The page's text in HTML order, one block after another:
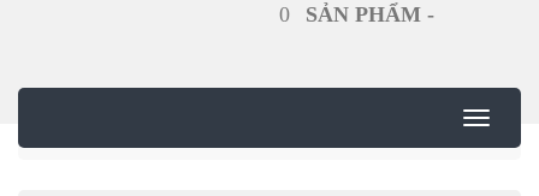
0 SẢN PHẨM -